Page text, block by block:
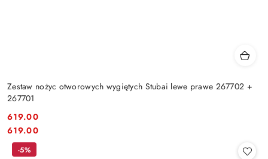
Zestaw nożyc otworowych wygiętych Stubai lewe prawe 267702 +
267701
Cena:
619.00
Cena:
619.00
-5%